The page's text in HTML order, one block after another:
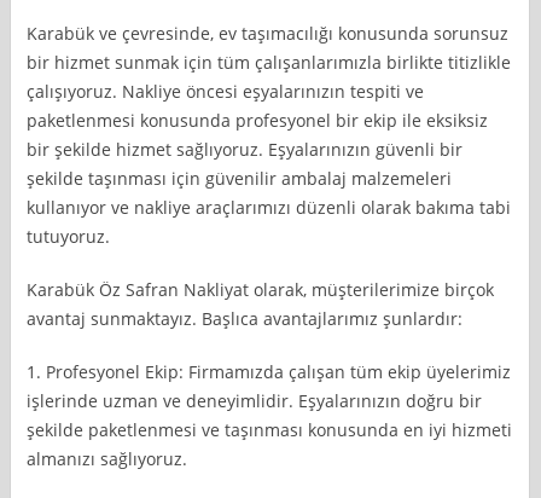
Karabük ve çevresinde, ev taşımacılığı konusunda sorunsuz
bir hizmet sunmak için tüm çalışanlarımızla birlikte titizlikle
çalışıyoruz. Nakliye öncesi eşyalarınızın tespiti ve
paketlenmesi konusunda profesyonel bir ekip ile eksiksiz
bir şekilde hizmet sağlıyoruz. Eşyalarınızın güvenli bir
şekilde taşınması için güvenilir ambalaj malzemeleri
kullanıyor ve nakliye araçlarımızı düzenli olarak bakıma tabi
tutuyoruz.
Karabük Öz Safran Nakliyat olarak, müşterilerimize birçok
avantaj sunmaktayız. Başlıca avantajlarımız şunlardır:
1. Profesyonel Ekip: Firmamızda çalışan tüm ekip üyelerimiz
işlerinde uzman ve deneyimlidir. Eşyalarınızın doğru bir
şekilde paketlenmesi ve taşınması konusunda en iyi hizmeti
almanızı sağlıyoruz.